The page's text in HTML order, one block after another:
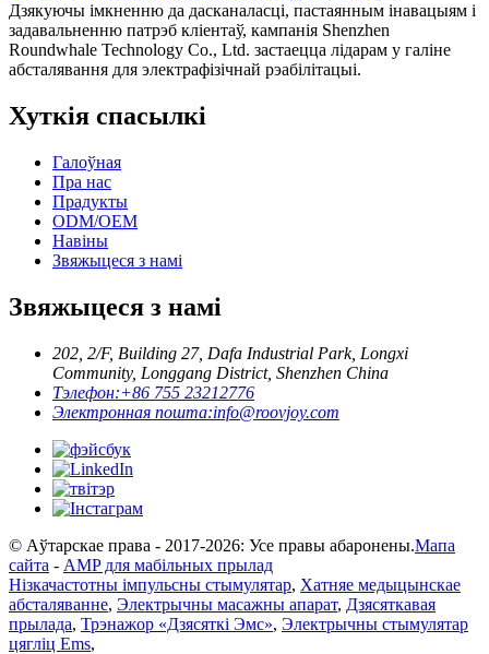
Дзякуючы імкненню да дасканаласці, пастаянным інавацыям і
задавальненню патрэб кліентаў, кампанія Shenzhen
Roundwhale Technology Co., Ltd. застаецца лідарам у галіне
абсталявання для электрафізічнай рэабілітацыі.
Хуткія спасылкі
Галоўная
Пра нас
Прадукты
ODM/OEM
Навіны
Звяжыцеся з намі
Звяжыцеся з намі
202, 2/F, Building 27, Dafa Industrial Park, Longxi
Community, Longgang District, Shenzhen China
Тэлефон:+86 755 23212776
Электронная пошта:info@roovjoy.com
© Аўтарскае права - 2017-2026: Усе правы абаронены.Мапа
сайта - AMP для мабільных прылад
Нізкачастотны імпульсны стымулятар, Хатняе медыцынскае
абсталяванне, Электрычны масажны апарат, Дзясяткавая
прылада, Трэнажор «Дзясяткі Эмс», Электрычны стымулятар
цягліц Ems,